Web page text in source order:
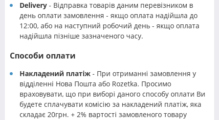
Delivery - Відправка товарів даним перевізником в
день оплати замовлення - якщо оплата надійшла до
12:00, або на наступний робочий день - якщо оплата
надійшла пізніше зазначеного часу.
Способи оплати
Накладений платіж - При отриманні замовлення у
відділенні Нова Пошта або Rozetka. Просимо
враховувати, що при виборі даного способу оплати Ви
будете сплачувати комісію за накладений платіж, яка
складає 20грн. + 2% вартості замовленого товару